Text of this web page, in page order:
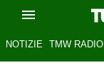
NOTIZIE TMW RADIO